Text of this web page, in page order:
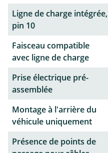
Ligne de charge intégrée,
pin 10
Faisceau compatible
avec ligne de charge
Prise électrique pré-
assemblée
Montage à l'arrière du
véhicule uniquement
Présence de points de